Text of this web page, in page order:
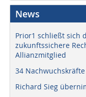
News
Prior1 schließt sich
zukunftssichere
Allianzmitglied
34
Richard Sieg